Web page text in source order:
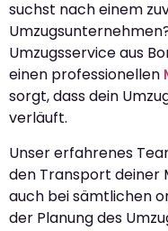
suchst nach einem
Umzugsservice aus
einen professionellen
sorgt, dass dein
verläuft.
Unser erfahrenes
den Transport deiner
auch bei sämtlichen
der Planung des